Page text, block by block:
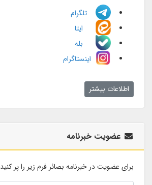
تلگرام
ایتا
بله
اینستاگرام
اطلاعات بیشتر
عضویت خبرنامه
برای عضویت در خبرنامه بصائر فرم زیر را پر کنید